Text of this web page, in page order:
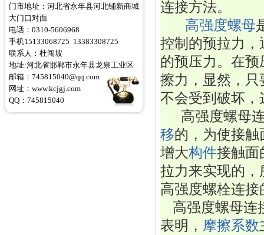
门市地址：河北省永年县河北铺新商城
大门口对面
电话：0310-5606968
手机15133068725 13383308725
联系人：杜闯坡
地址:河北省邯郸市永年县龙泉工业区
邮箱：745815040@qq.com
网址： www.kcjgj.com
QQ：745815040
连接方法。
高强度螺母
控制的预拉力，
的预压力。在
擦力，显然，
不会受到破坏
高强度
移的，为使接
增大构件接触面
拉力来实现的
高强度螺栓连接
高强度螺母
表明， 摩擦系数